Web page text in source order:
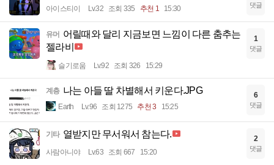
아이스티이 Lv.32 조회 335 추천 1 15:30 댓글
유머 어릴때와 달리 지금보면 느낌이 다른 춤추는
젤라비
슬기로움 Lv.92 조회 326 15:29
1
댓글
계층 나는 아들 딸 차별해서 키운다.JPG
Earth Lv.96 조회 1275 추천 3 15:25
6
댓글
기타 열받지만 무서워서 참는다.
사람아니야 Lv.63 조회 667 15:20
2
댓글